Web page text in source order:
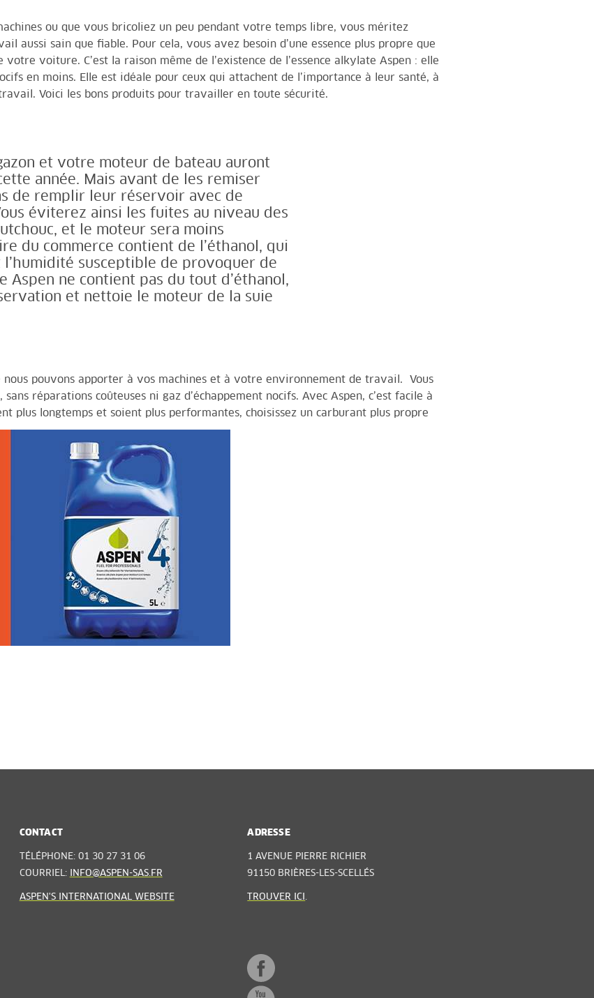
ou que vous bricoliez un peu pendant votre temps libre, vous méritez
aussi sain que fiable. Pour cela, vous avez besoin d’une essence plus propre que
voiture. C’est la raison même de l’existence de l’essence alkylate Aspen : elle
en moins. Elle est idéale pour ceux qui attachent de l’importance à leur santé, à
Voici les bons produits pour travailler en toute sécurité.
et votre moteur de bateau auront
année. Mais avant de les remiser
de remplir leur réservoir avec de
éviterez ainsi les fuites au niveau des
et le moteur sera moins
du commerce contient de l’éthanol, qui
susceptible de provoquer de
Aspen ne contient pas du tout d’éthanol,
et nettoie le moteur de la suie
nous pouvons apporter à vos machines et à votre environnement de travail. Vous
réparations coûteuses ni gaz d’échappement nocifs. Avec Aspen, c’est facile à
plus longtemps et soient plus performantes, choisissez un carburant plus propre
CONTACT
TÉLÉPHONE: 01 30 27 31 06
COURRIEL:
INFO@ASPEN-SAS.FR
ASPEN'S INTERNATIONAL WEBSITE
ADRESSE
1 AVENUE PIERRE RICHIER
91150 BRIÈRES-LES-SCELLÉS
TROUVER ICI